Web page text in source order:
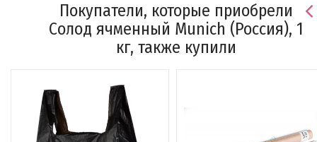
Покупатели, которые приобрели
Солод ячменный Munich (Россия), 1
кг, также купили